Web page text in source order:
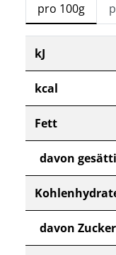
pro 100g
kJ
kcal
Fett
davon
davon Zucker